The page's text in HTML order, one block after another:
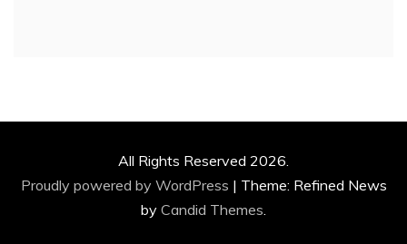
All Rights Reserved 2026.
Proudly powered by WordPress | Theme: Refined News
by Candid Themes